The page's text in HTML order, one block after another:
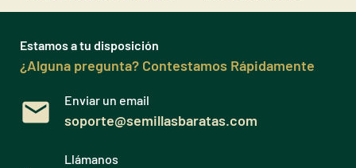
Estamos a tu disposición
¿Alguna pregunta? Contestamos Rápidamente
Enviar un email
soporte@semillasbaratas.com
Llámanos